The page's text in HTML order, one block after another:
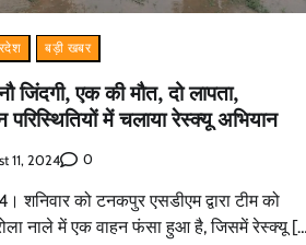
बड़ी खबर
जिंदगी, एक की मौत, दो लापता,
में चलाया रेस्क्यू अभियान
11, 2024 0
शनिवार को टनकपुर एसडीएम द्वारा टीम को
नाले में एक वाहन फंसा हुआ है, जिसमें रेस्क्यू